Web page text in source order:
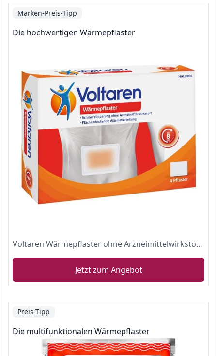
Marken-Preis-Tipp
Die hochwertigen Wärmepflaster
Voltaren Wärmepflaster ohne Arzneimittelwirkstoff für langanhaltende Schmerzlinderung für Rücken, Nacken, Schultern, 4 Pflaster
Jetzt zum Angebot
Preis-Tipp
Die multifunktionalen Wärmepflaster